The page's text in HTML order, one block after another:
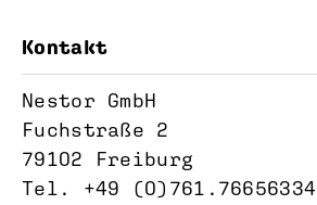
Kontakt
Nestor GmbH
Fuchstraße 2
79102 Freiburg
Tel. +49 (0)761.76656334‬